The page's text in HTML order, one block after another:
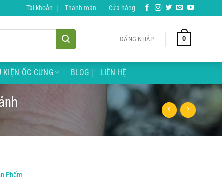
Tài khoản Thanh toán Cửa hàng
ĐĂNG NHẬP 0
KIỆN ỐC CƯNG BLOG LIÊN HỆ
Phẩm